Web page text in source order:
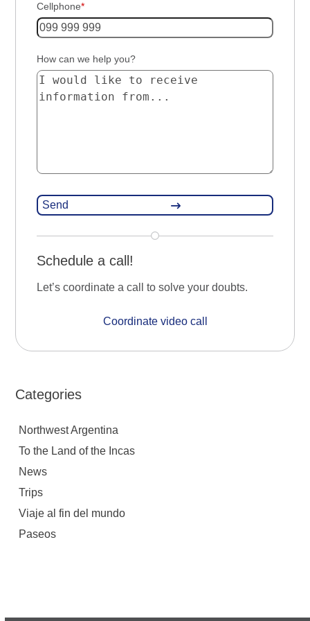
Cellphone*
How can we help you?
Schedule a call!
Let’s coordinate a call to solve your doubts.
Coordinate video call
Categories
Northwest Argentina
To the Land of the Incas
News
Trips
Viaje al fin del mundo
Paseos